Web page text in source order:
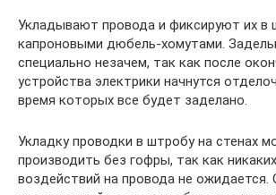
Укладывают провода и фиксируют их в
капроновыми дюбель-хомутами.
специально незачем, так как после
устройства электрики начнутся
время которых все будет заделано.
Укладку проводки в штробу на стенах
производить без гофры, так как
воздействий на провода не ожидается.